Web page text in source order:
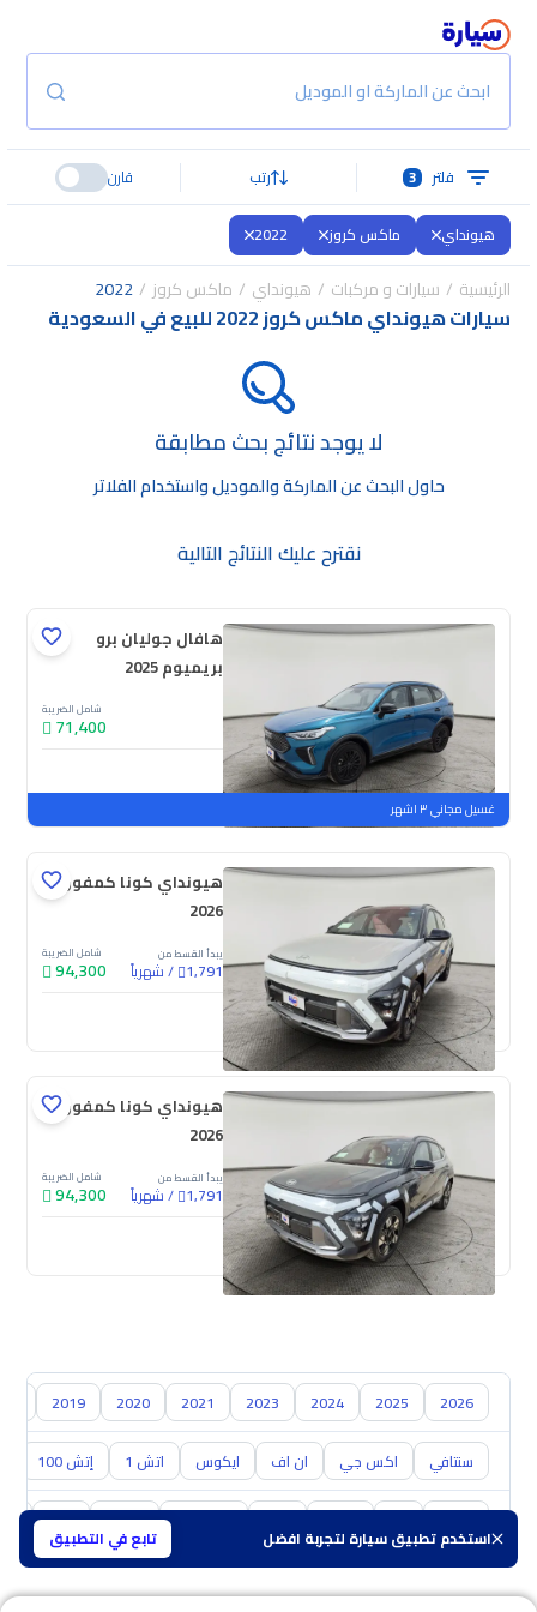
استخدم تطبيق سيارة لتجربة افضل تابع في التطبيق
ابحث عن الماركة او الموديل
فلتر 3 رتب قارن
هيونداي ماكس كروز 2022
الرئيسية سيارات و مركبات هيونداي ماكس كروز 2022
سيارات هيونداي ماكس كروز 2022 للبيع في السعودية
لا يوجد نتائج بحث مطابقة
حاول البحث عن الماركة والموديل واستخدام الفلاتر
نقترح عليك النتائج التالية
هافال جوليان برو
بريميوم 2025
شامل الضريبة
71,400
جديدة
ملوحة
غسيل مجاني ٣ اشهر
هيونداي كونا كمفورت
2026
يبدأ القسط من
1,791
/شهرياً
شامل الضريبة
94,300
جديدة
هيونداي كونا كمفورت
2026
يبدأ القسط من
1,791
/شهرياً
شامل الضريبة
94,300
جديدة
2026
2025
2024
2023
2021
2020
2019
سنتافي اكس جي ان اف ايكوس اتش 1 إتش 100
هافال GAC